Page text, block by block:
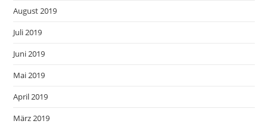
August 2019
Juli 2019
Juni 2019
Mai 2019
April 2019
März 2019